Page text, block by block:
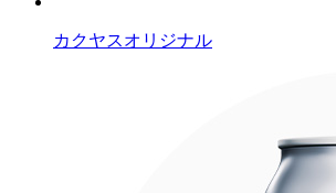
カクヤスオリジナル